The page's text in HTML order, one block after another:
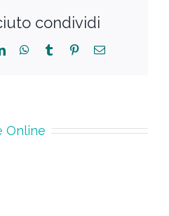
condividi
Online